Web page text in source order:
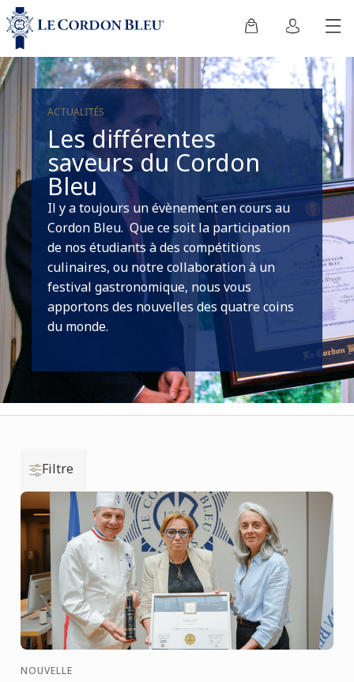
ACTUALITÉS
Les différentes
saveurs du Cordon
Bleu
Il y a toujours un évènement en cours au
Cordon Bleu. Que ce soit la participation
de nos étudiants à des compétitions
culinaires, ou notre collaboration à un
festival gastronomique, nous vous
apportons des nouvelles des quatre coins
du monde.
Filtre
NOUVELLE